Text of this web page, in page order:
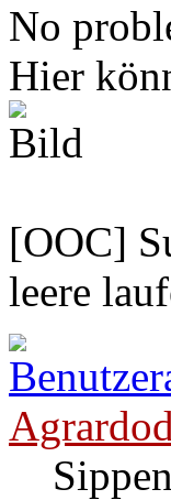
No
Hier
[OOC]
leere
Agrardod